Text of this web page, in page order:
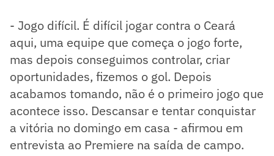
- Jogo difícil. É difícil jogar contra o Ceará
aqui, uma equipe que começa o jogo forte,
mas depois conseguimos controlar, criar
oportunidades, fizemos o gol. Depois
acabamos tomando, não é o primeiro jogo que
acontece isso. Descansar e tentar conquistar
a vitória no domingo em casa - afirmou em
entrevista ao Premiere na saída de campo.